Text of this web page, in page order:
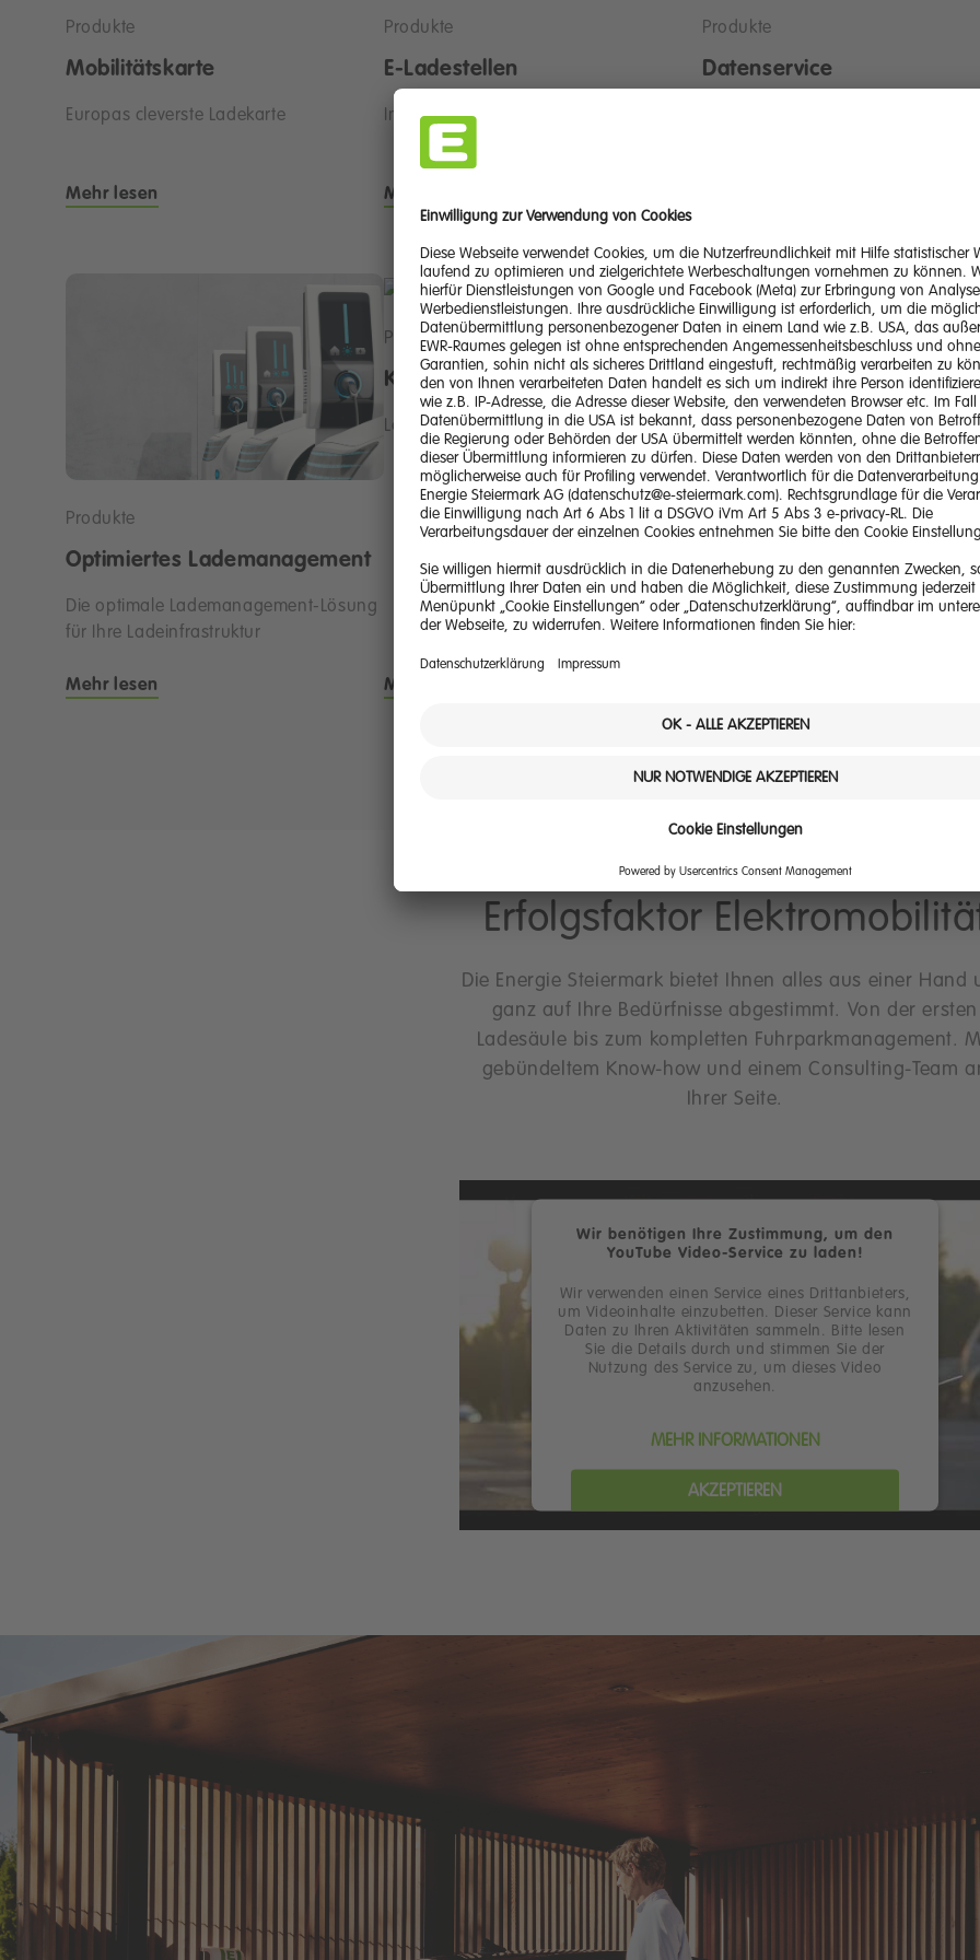
Produkte
Mobilitätskarte
Europas cleverste Ladekarte
Mehr lesen
Produkte
E-Ladestellen
Immer bequem und sicher laden
Mehr lesen
Produkte
Datenservice
Produkte
Optimiertes Lademanagement
Die optimale Lademanagement-Lösung
für Ihre Ladeinfrastruktur
Mehr lesen
Produkte
Komplettlösung Wohnbau
Lade-Infrastruktur für Wohnprojekte
Mehr lesen
Produkte
Für die digitale Fuhrpark-
Erfolgsfaktor
Die Energie Steiermark bietet Ihnen alles aus einer Hand
ganz auf Ihre Bedürfnisse abgestimmt. Von der ersten
Ladesäule bis zum kompletten Fuhrparkmanagement.
gebündeltem Know-how und einem Consulting-Team
Ihrer Seite.
Wir benötigen Ihre Zustimmung, um den
YouTube Video-Service zu laden!
Wir verwenden einen Service eines Drittanbieters,
um Videoinhalte einzubetten. Dieser Service kann
Daten zu Ihren Aktivitäten sammeln. Bitte lesen
Sie die Details durch und stimmen Sie der
Nutzung des Service zu, um dieses Video
anzusehen.
MEHR INFORMATIONEN
AKZEPTIEREN